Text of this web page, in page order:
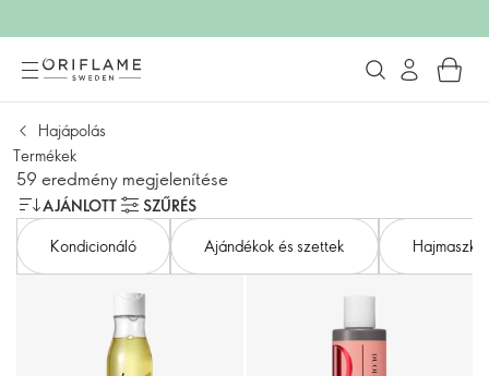
Hajápolás
Termékek
59 eredmény megjelenítése
AJÁNLOTT
SZŰRÉS
Kondicionáló
Ajándékok és szettek Hajmaszk